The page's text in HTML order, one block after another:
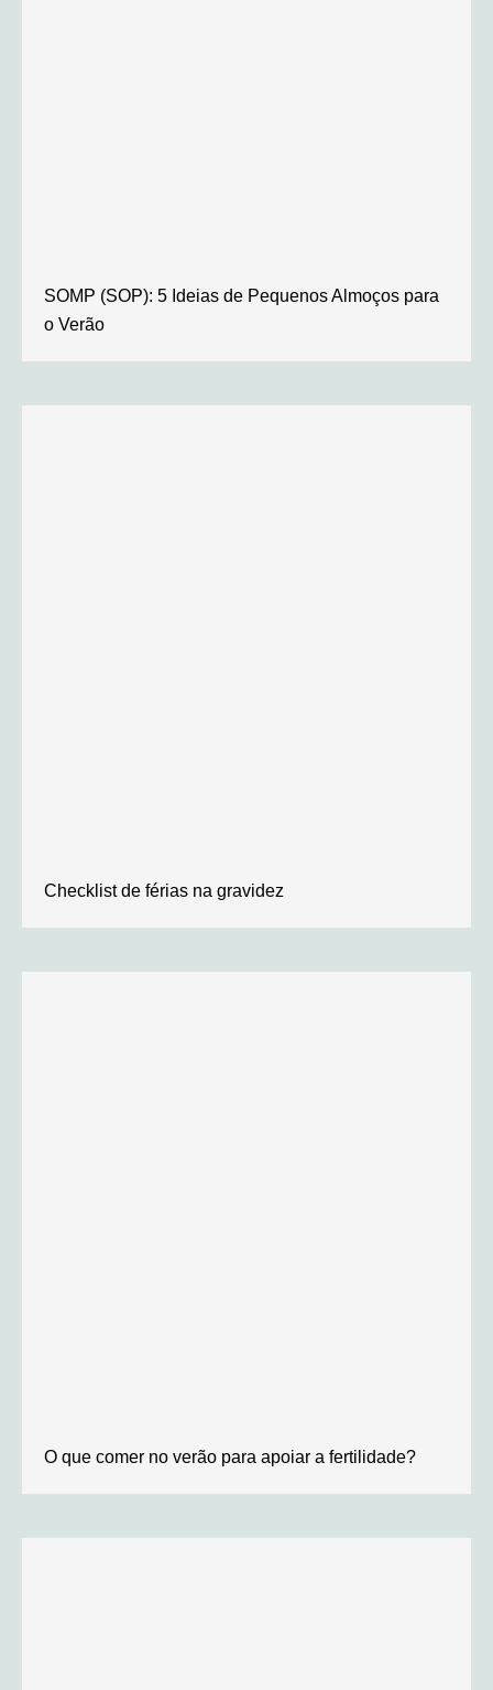
SOMP (SOP): 5 Ideias de Pequenos Almoços para
o Verão
Checklist de férias na gravidez
O que comer no verão para apoiar a fertilidade?